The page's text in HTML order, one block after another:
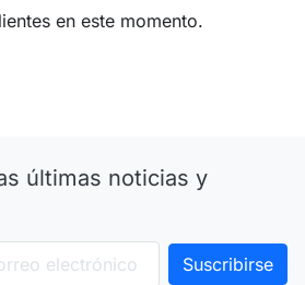
en este momento.
últimas noticias y